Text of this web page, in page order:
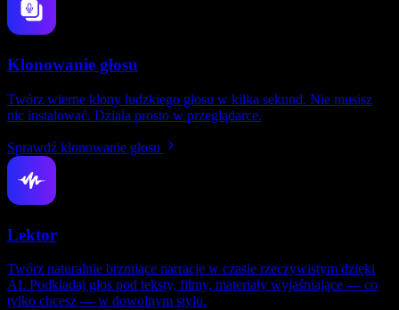
Klonowanie głosu
Twórz wierne klony ludzkiego głosu w kilka sekund. Nie musisz
nic instalować. Działa prosto w przeglądarce.
Sprawdź klonowanie głosu
Lektor
Twórz naturalnie brzmiące narracje w czasie rzeczywistym dzięki
AI. Podkładaj głos pod teksty, filmy, materiały wyjaśniające — co
tylko chcesz — w dowolnym stylu.